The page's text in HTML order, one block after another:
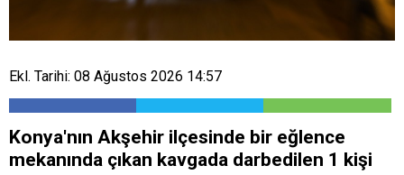
Ekl. Tarihi: 08 Ağustos 2026 14:57
Konya'nın Akşehir ilçesinde bir eğlence
mekanında çıkan kavgada darbedilen 1 kişi